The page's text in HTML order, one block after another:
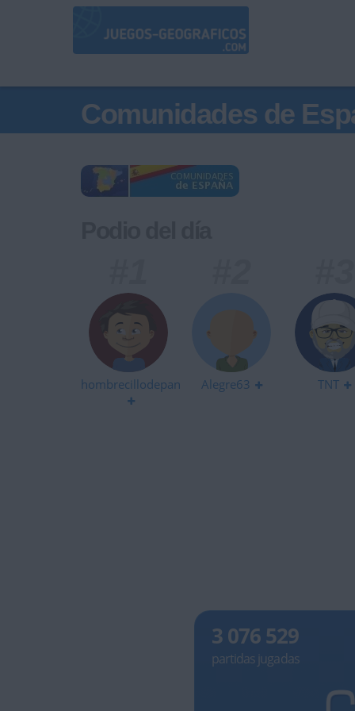
Comunidades de
hombrecillodepan Alegre63 TNT
3 076 529
partidas jugadas